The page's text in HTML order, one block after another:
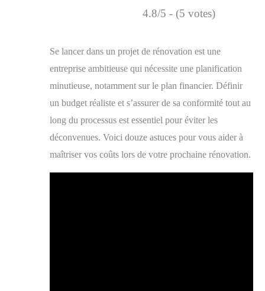
4.8/5 - (5 votes)
Se lancer dans un projet de rénovation est une
entreprise ambitieuse qui nécessite une planification
minutieuse, notamment sur le plan financier. Définir
un budget réaliste et s’assurer de sa conformité tout au
long du processus est essentiel pour éviter les
déconvenues. Voici douze astuces pour vous aider à
maîtriser vos coûts lors de votre prochaine rénovation.